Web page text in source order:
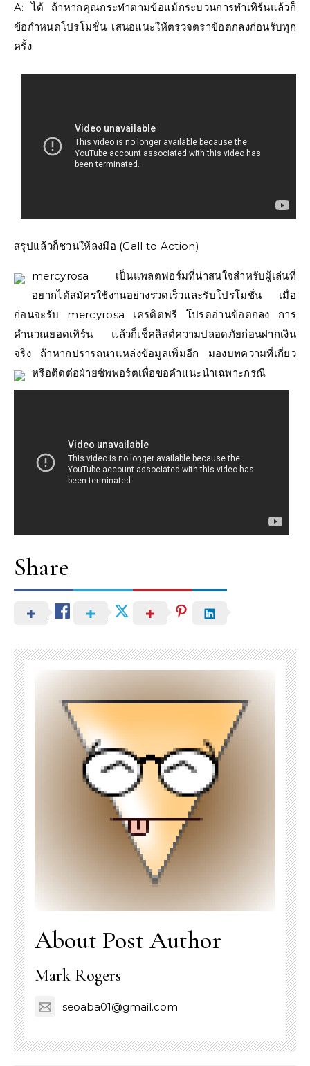
A: ได้ ถ้าหากคุณกระทำตามข้อแม้กระบวนการทำเทิร์นแล้วก็
ข้อกำหนดโปรโมชั่น เสนอแนะให้ตรวจตราข้อตกลงก่อนรับทุก
ครั้ง
สรุปแล้วก็ชวนให้ลงมือ (Call to Action)
mercyrosa เป็นแพลตฟอร์มที่น่าสนใจสำหรับผู้เล่นที่
อยากได้สมัครใช้งานอย่างรวดเร็วและรับโปรโมชั่น เมื่อ
ก่อนจะรับ mercyrosa เครดิตฟรี โปรดอ่านข้อตกลง การ
คำนวณยอดเทิร์น แล้วก็เช็คลิสต์ความปลอดภัยก่อนฝากเงิน
จริง ถ้าหากปรารถนาแหล่งข้อมูลเพิ่มอีก มองบทความที่เกี่ยว
หรือติดต่อฝ่ายซัพพอร์ตเพื่อขอคำแนะนำเฉพาะกรณี
Share
About Post Author
Mark Rogers
seoaba01@gmail.com